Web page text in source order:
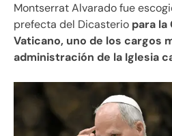
Montserrat Alvarado fue
prefecta del Dicasterio para la
Vaticano, uno de los cargos
administración de la Iglesia